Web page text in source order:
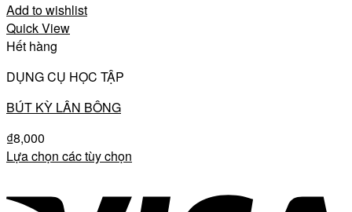
Add to wishlist
Quick View
Hết hàng
DỤNG CỤ HỌC TẬP
BÚT KỲ LÂN BÔNG
₫8,000
Lựa chọn các tùy chọn